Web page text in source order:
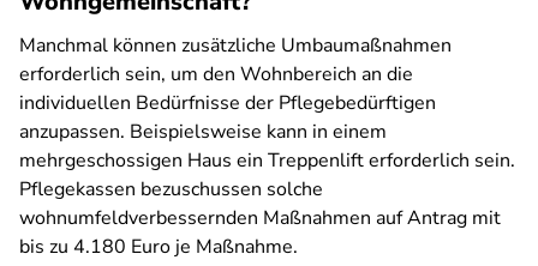
Manchmal können zusätzliche Umbaumaßnahmen
erforderlich sein, um den Wohnbereich an die
individuellen Bedürfnisse der Pflegebedürftigen
anzupassen. Beispielsweise kann in einem
mehrgeschossigen Haus ein Treppenlift erforderlich sein.
Pflegekassen bezuschussen solche
wohnumfeldverbessernden Maßnahmen auf Antrag mit
bis zu 4.180 Euro je Maßnahme.